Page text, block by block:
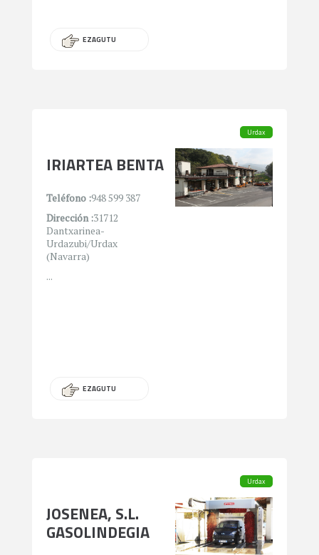
EZAGUTU
Urdax
IRIARTEA BENTA
Teléfono :948 599 387
Dirección :31712
Dantxarinea-
Urdazubi/Urdax
(Navarra)
...
EZAGUTU
Urdax
JOSENEA, S.L.
GASOLINDEGIA